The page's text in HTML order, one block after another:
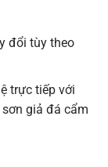
đổi tùy theo
trực tiếp với
giả đá cẩm